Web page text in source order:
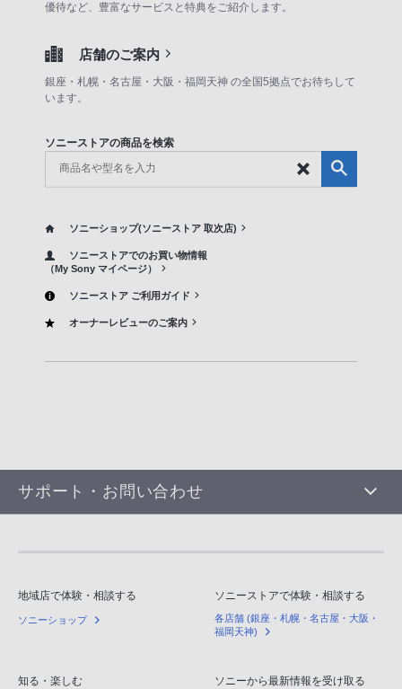
優待など、豊富なサービスと特典をご紹介します。
店舗のご案内
銀座・札幌・名古屋・大阪・福岡天神 の全国5拠点でお待ちして
います。
ソニーストアの商品を検索
ソニーショップ(ソニーストア 取次店)
ソニーストアでのお買い物情報
（My Sony マイページ）
ソニーストア ご利用ガイド
オーナーレビューのご案内
サポート・お問い合わせ
地域店で体験・相談する
ソニーショップ
ソニーストアで体験・相談する
各店舗 (銀座・札幌・名古屋・大阪・
福岡天神)
知る・楽しむ ソニーから最新情報を受け取る